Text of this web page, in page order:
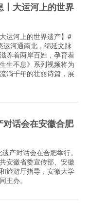
丨大运河上的世界
运河上的世界遗产】#
运河通南北，绵延文脉
养着两岸百姓，孕育着
生不息》系列视频将为
淌千年的壮丽诗篇，展
话会在安徽合肥
产对话会在合肥举行。
安徽省委宣传部、安徽
旅游厅指导，安徽大学
主办。